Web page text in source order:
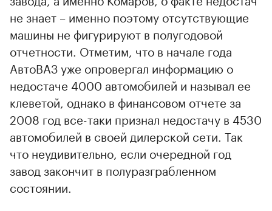
не знает – именно поэтому отсутствующие
машины не фигурируют в полугодовой
отчетности. Отметим, что в начале года
АвтоВАЗ уже опровергал информацию о
недостаче 4000 автомобилей и называл ее
клеветой, однако в финансовом отчете за
2008 год все-таки признал недостачу в 4530
автомобилей в своей дилерской сети. Так
что неудивительно, если очередной год
завод закончит в полуразграбленном
состоянии.